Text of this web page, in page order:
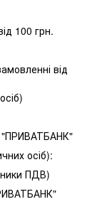
100 грн.
від
"ПРИВАТБАНК"
осіб):
ПДВ)